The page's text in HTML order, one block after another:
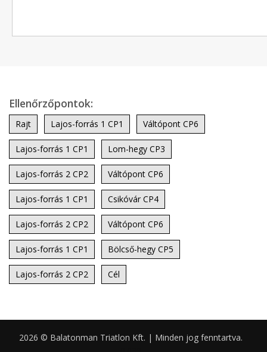
Ellenőrzőpontok:
Rajt Lajos-forrás 1 CP1 Váltópont CP6
Lajos-forrás 1 CP1 Lom-hegy CP3
Lajos-forrás 2 CP2 Váltópont CP6
Lajos-forrás 1 CP1 Csikóvár CP4
Lajos-forrás 2 CP2 Váltópont CP6
Lajos-forrás 1 CP1 Bölcső-hegy CP5
Lajos-forrás 2 CP2 Cél
2026 © Balatonman Triatlon Kft. | Minden jog fenntartva.